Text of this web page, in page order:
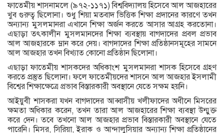
ফাতেমীয় শাসনামলে (৯৭২-১১৭১) বিশ্ববিদ্যালয় হিসেবে আল আজহারের
খুব গুরুত্ব ছিলোনা। শুধু শিয়া মতবাদ ভিত্তিক শিক্ষা প্রদানের কারণে তখন
অন্যান্য মুসলমানরা এখানে শিক্ষা অর্জন করতে আসার আগ্রহ করতোনা।
এছাড়া তৎকালীন মুসলমানদের শিক্ষা ব্যবস্থায় বাগদাদের প্রবল প্রভাব
আল আজহারকে ম্লান করে দেয়। বাগদাদের শিক্ষা প্রতিষ্ঠানসমূহের সামনে
আল আজহার তখন বিখ্যাত কোনো প্রতিষ্ঠান ছিলোনা।
এছাড়া ফাতেমীয় শাসকদের অধিকাংশ মুসলমানরা শাসক হিসেবে গ্রহণ
করতে প্রস্তুত ছিলোনা। ফলে ফাতেমীয়দের শাসনে আল আজহার ইসলামী
বিশ্বের শিক্ষাক্ষেত্রে প্রভাব বিস্তারকারী অবস্থানে যেতে সক্ষম হয়নি।
আইয়ুবী শাসকরা যখন বাগদাদের আব্বাসীয় খলীফাদের অধীনে মিসরের
ক্ষমতা অধিকার করেন, তখন তারা আল আজহারের শিক্ষা ব্যবস্থা উন্মুক্ত
করে দেন। তবে তখনো আল আজহার প্রভাব বিস্তারকারী অবস্থানে যেতে
পারেনি। মিসর, ‍সিরিয়া, ইরাক ও আন্দালুসিয়ার অন্যান্য শিক্ষা প্রতিষ্ঠানের